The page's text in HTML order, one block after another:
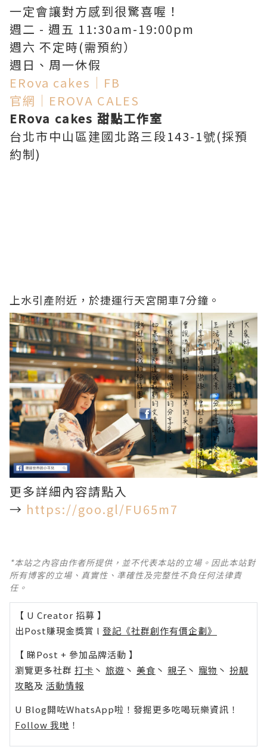
一定會讓對方感到很驚喜喔！
週二 - 週五 11:30am-19:00pm
週六 不定時(需預約）
週日、周一休假
ERova cakes｜FB
官網｜EROVA CALES
ERova cakes 甜點工作室
台北市中山區建國北路三段143-1號(採預
約制)
上水引產附近，於捷運行天宮開車7分鐘。
更多詳細內容請點入
→ https://goo.gl/FU65m7
*本站之內容由作者所提供，並不代表本站的立場。因此本站對
所有博客的立場、真實性、準確性及完整性不負任何法律責
任。
【 U Creator 招募 】
出Post賺現金獎賞 l 登記《社群創作有價企劃》
【 睇Post + 參加品牌活動 】
瀏覽更多社群 打卡 丶 旅遊 丶 美食 丶 親子 丶 寵物 丶 扮靚
攻略及 活動情報
U Blog開咗WhatsApp啦！發掘更多吃喝玩樂資訊！
Follow 我哋 ！